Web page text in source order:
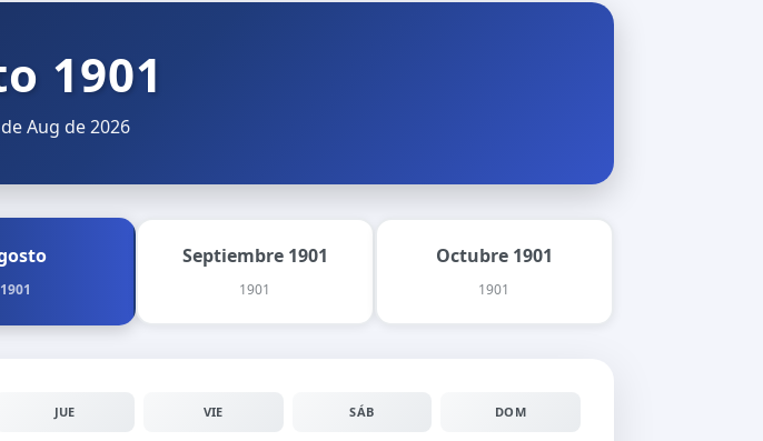
1901
Aug de 2026
1901
Septiembre 1901
1901
Octubre 1901
1901
JUE VIE SÁB DOM